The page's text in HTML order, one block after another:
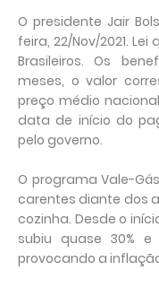
O presidente Jair
feira, 22/Nov/2021.
Brasileiros. Os
meses, o valor
preço médio
data de início do
pelo governo.
O programa Vale-
carentes diante dos
cozinha. Desde o
subiu quase 30%
provocando a